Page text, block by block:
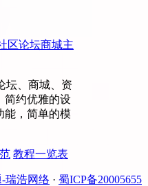
坛、商城、资
简约优雅的设
能，简单的模
教程一览表
瑞浩网络 · 蜀ICP备20005655